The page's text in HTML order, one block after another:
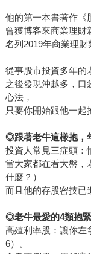
他的第一本書著作《
曾獲博客來商業理財
名列2019年商業理財
從事股市投資多年的
之後發現沖越多，
心法，
只要你開始跟他一起
◎跟著老牛這樣抱，
投資人常見三症頭：
當大家都在看大盤，
什麼？）
而且他的存股密技已
◎老牛最愛的4類抱
高殖利率股：讓你左
6）。